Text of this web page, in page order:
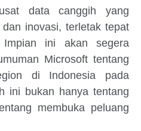
data canggih yang
inovasi, terletak tepat
ini akan segera
Microsoft tentang
di Indonesia pada
ini bukan hanya tentang
membuka peluang